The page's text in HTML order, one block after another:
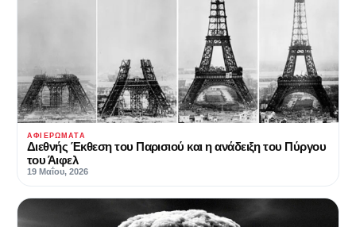
ΑΦΙΕΡΏΜΑΤΑ
Διεθνής Έκθεση του Παρισιού και η ανάδειξη του Πύργου
του Άιφελ
19 Μαΐου, 2026